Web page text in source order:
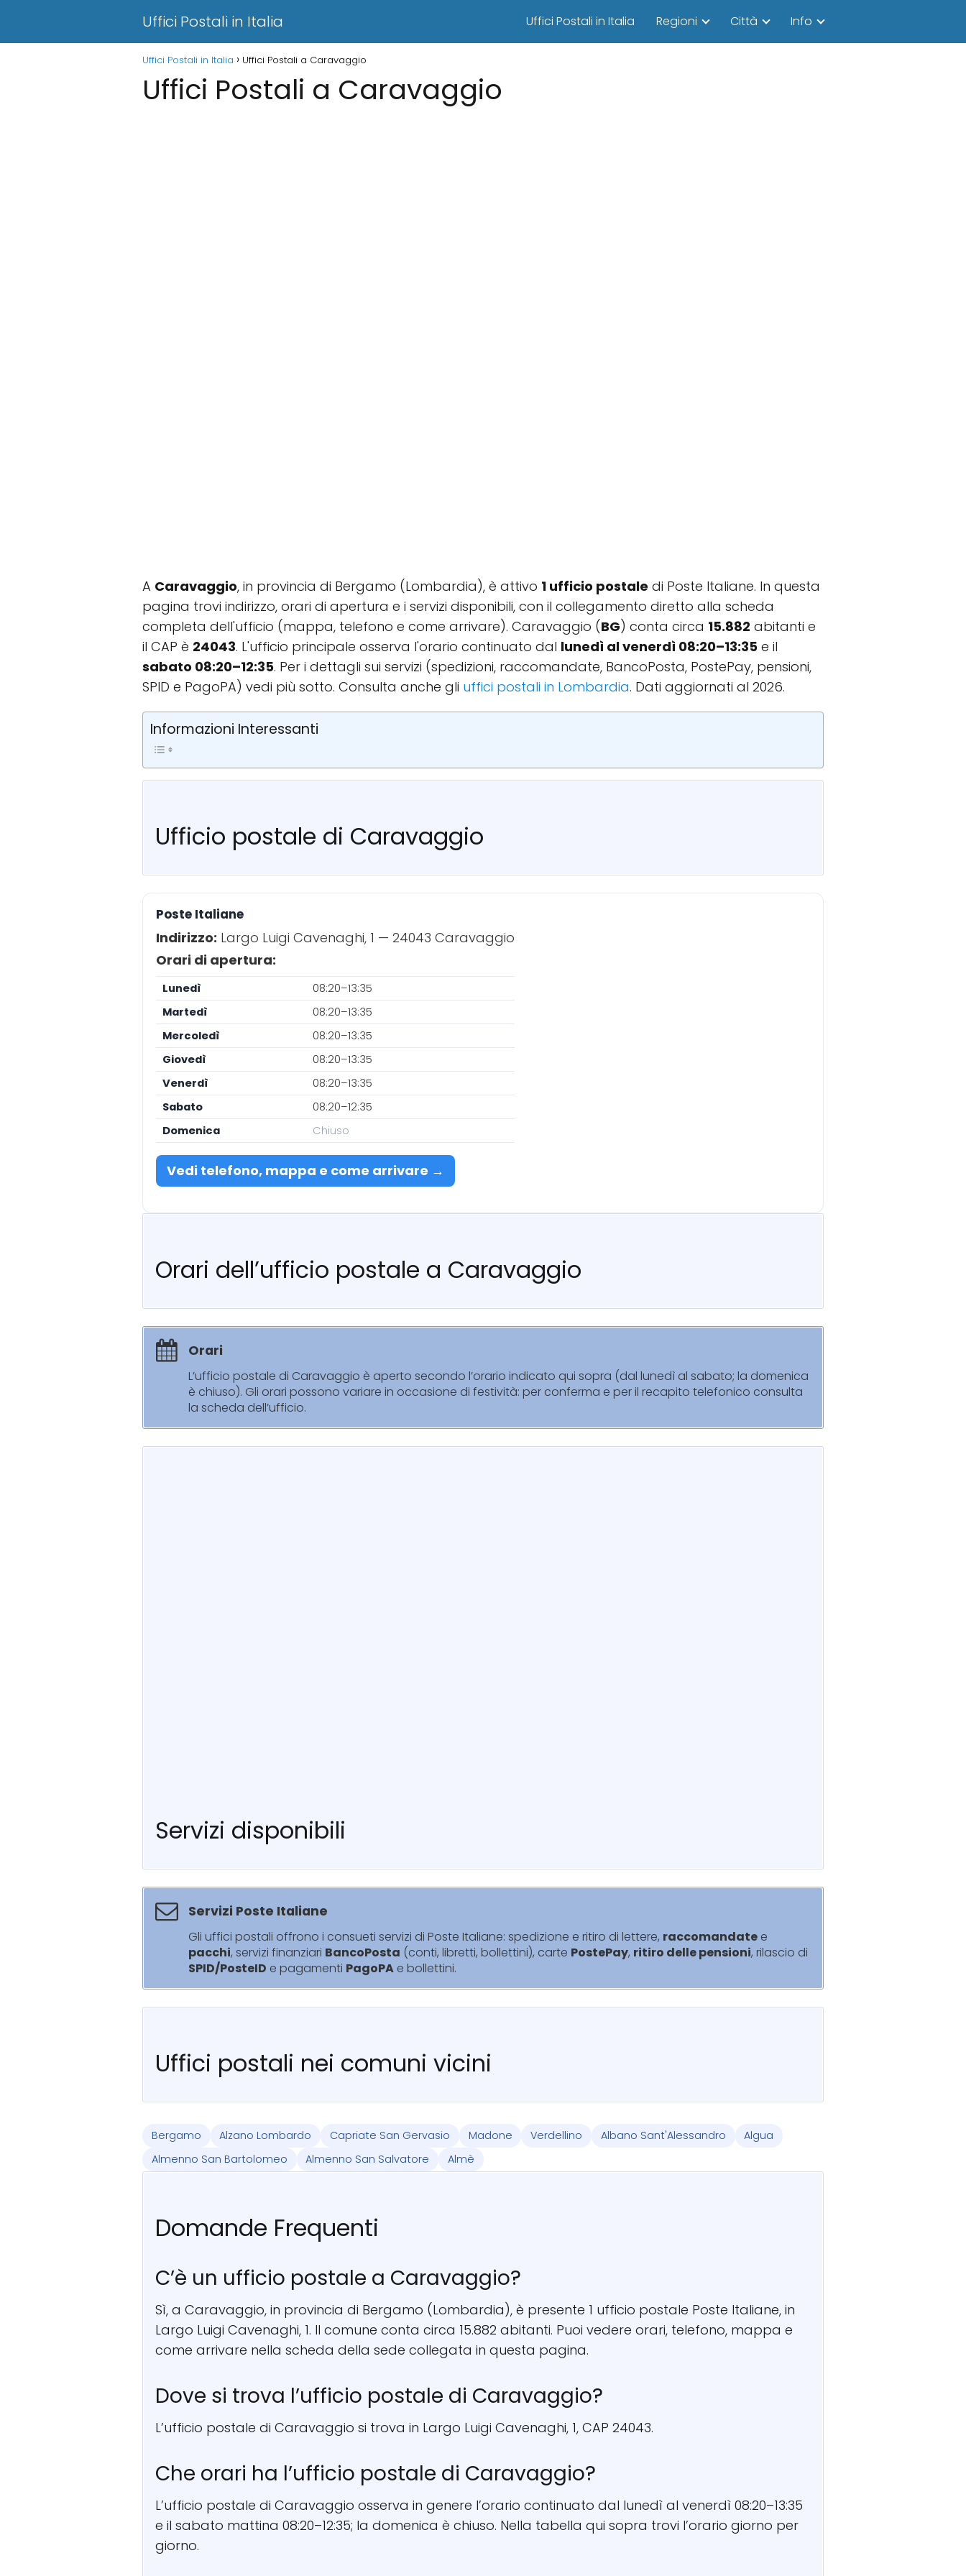
Uffici Postali in Italia Uffici Postali in Italia Regioni Città Info
Uffici Postali in Italia Uffici Postali a Caravaggio
Uffici Postali a Caravaggio
A Caravaggio, in provincia di Bergamo (Lombardia), è attivo 1 ufficio postale di Poste Italiane. In questa
pagina trovi indirizzo, orari di apertura e i servizi disponibili, con il collegamento diretto alla scheda
completa dell'ufficio (mappa, telefono e come arrivare). Caravaggio (BG) conta circa 15.882 abitanti e
il CAP è 24043. L'ufficio principale osserva l'orario continuato dal lunedì al venerdì 08:20–13:35 e il
sabato 08:20–12:35. Per i dettagli sui servizi (spedizioni, raccomandate, BancoPosta, PostePay, pensioni,
SPID e PagoPA) vedi più sotto. Consulta anche gli uffici postali in Lombardia. Dati aggiornati al 2026.
Informazioni Interessanti
Ufficio postale di Caravaggio
Poste Italiane
Indirizzo: Largo Luigi Cavenaghi, 1 — 24043 Caravaggio
Orari di apertura:
Lunedì
08:20–13:35
Martedì
08:20–13:35
Mercoledì
08:20–13:35
Giovedì
08:20–13:35
Venerdì
08:20–13:35
Sabato
08:20–12:35
Domenica
Chiuso
Vedi telefono, mappa e come arrivare →
Orari dell’ufficio postale a Caravaggio
Orari
L’ufficio postale di Caravaggio è aperto secondo l’orario indicato qui sopra (dal lunedì al sabato; la domenica
è chiuso). Gli orari possono variare in occasione di festività: per conferma e per il recapito telefonico consulta
la scheda dell’ufficio.
Servizi disponibili
Servizi Poste Italiane
Gli uffici postali offrono i consueti servizi di Poste Italiane: spedizione e ritiro di lettere, raccomandate e
pacchi, servizi finanziari BancoPosta (conti, libretti, bollettini), carte PostePay, ritiro delle pensioni, rilascio di
SPID/PosteID e pagamenti PagoPA e bollettini.
Uffici postali nei comuni vicini
Bergamo Alzano Lombardo Capriate San Gervasio Madone Verdellino Albano Sant'Alessandro
Algua
Almenno San Bartolomeo
Almenno San Salvatore Almè
Domande Frequenti
C’è un ufficio postale a Caravaggio?
Sì, a Caravaggio, in provincia di Bergamo (Lombardia), è presente 1 ufficio postale Poste Italiane, in
Largo Luigi Cavenaghi, 1. Il comune conta circa 15.882 abitanti. Puoi vedere orari, telefono, mappa e
come arrivare nella scheda della sede collegata in questa pagina.
Dove si trova l’ufficio postale di Caravaggio?
L’ufficio postale di Caravaggio si trova in Largo Luigi Cavenaghi, 1, CAP 24043.
Che orari ha l’ufficio postale di Caravaggio?
L’ufficio postale di Caravaggio osserva in genere l’orario continuato dal lunedì al venerdì 08:20–13:35
e il sabato mattina 08:20–12:35; la domenica è chiuso. Nella tabella qui sopra trovi l’orario giorno per
giorno.